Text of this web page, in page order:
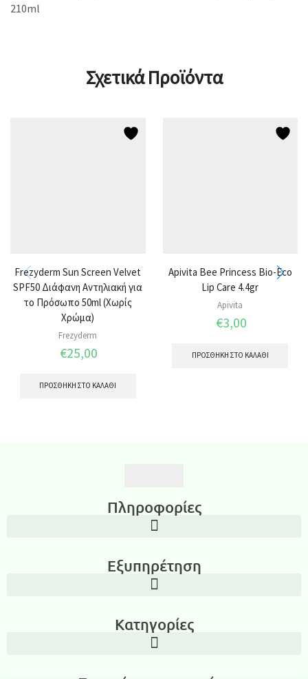
210ml
Σχετικά Προϊόντα
Frezyderm Sun Screen Velvet
SPF50 Διάφανη Αντηλιακή για
το Πρόσωπο 50ml (Χωρίς
Χρώμα)
Frezyderm
€25,00
ΠΡΟΣΘΉΚΗ ΣΤΟ ΚΑΛΆΘΙ
Apivita Bee Princess Bio-Eco
Lip Care 4.4gr
Apivita
€3,00
ΠΡΟΣΘΉΚΗ ΣΤΟ ΚΑΛΆΘΙ
Πληροφορίες
Εξυπηρέτηση
Κατηγορίες